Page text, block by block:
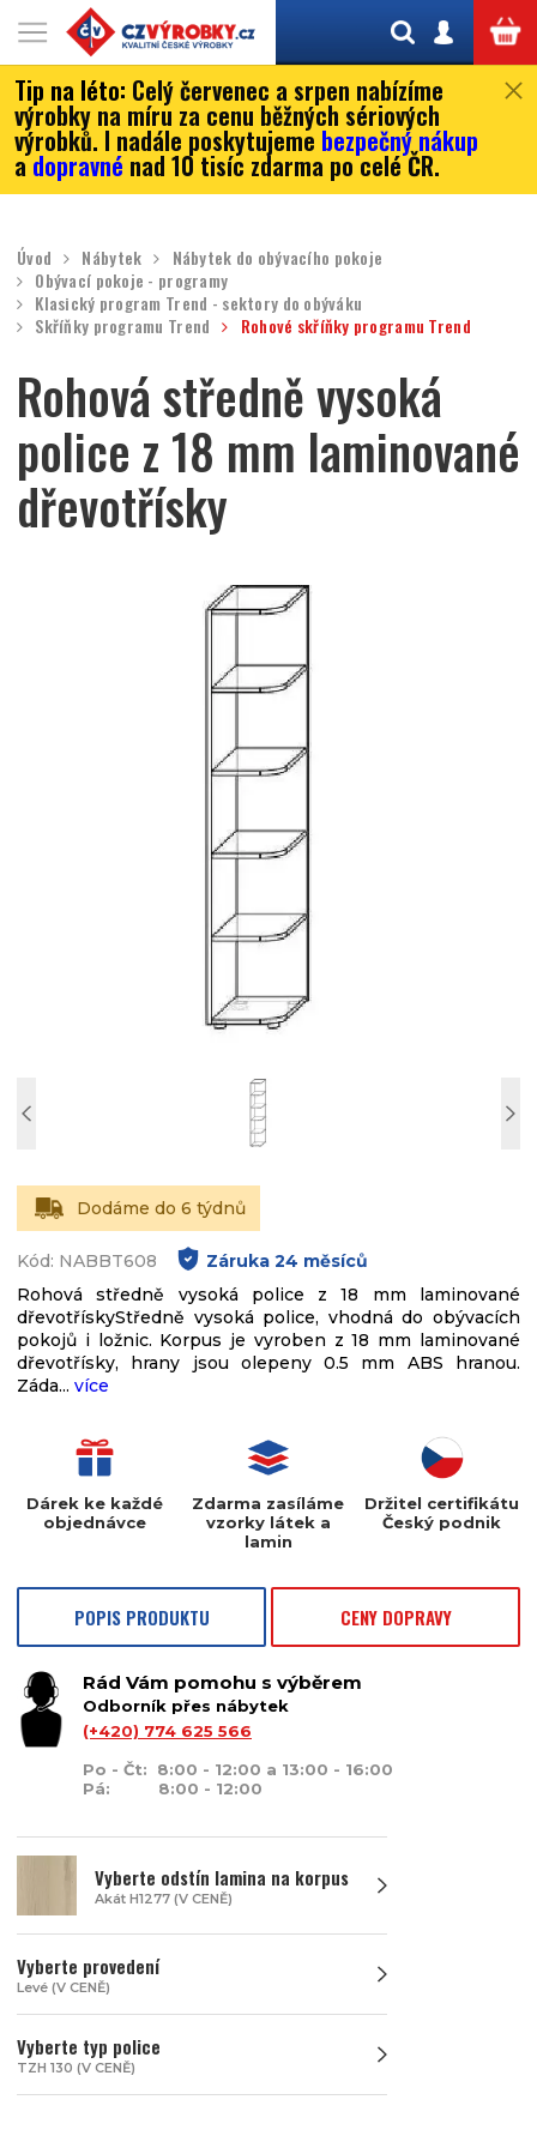
Tip na léto: Celý červenec a srpen nabízíme
výrobky na míru za cenu běžných sériových
výrobků. I nadále poskytujeme bezpečný nákup
adopravné nad 10 tisíc zdarma po celé ČR.
Úvod Nábytek
Nábytek do obývacího pokoje
Obývací pokoje - programy
Klasický program Trend - sektory do obýváku
Skříňky programu Trend
Rohové skříňky programu Trend
Rohová středně vysoká
police z 18 mm laminované
dřevotřísky
Dodáme do 6 týdnů
Kód: NABBT608 Záruka 24 měsíců
Rohová středně vysoká police z 18 mm laminované
dřevotřískyStředně vysoká police, vhodná do obývacích
pokojů i ložnic. Korpus je vyroben z 18 mm laminované
dřevotřísky, hrany jsou olepeny 0.5 mm ABS hranou.
Záda... více
Dárek ke každé
objednávce
Zdarma zasíláme
vzorky látek a
lamin
Držitel certifikátu
Český podnik
POPIS PRODUKTU CENY DOPRAVY
Rád Vám pomohu s výběrem
Odborník přes nábytek
(+420) 774 625 566
Po - Čt: 8:00 - 12:00 a 13:00 - 16:00
Pá: 8:00 - 12:00
Vyberte odstín lamina na korpus
Akát H1277 (V CENĚ)
Vyberte provedení
Levé (V CENĚ)
Vyberte typ police
TZH 130 (V CENĚ)